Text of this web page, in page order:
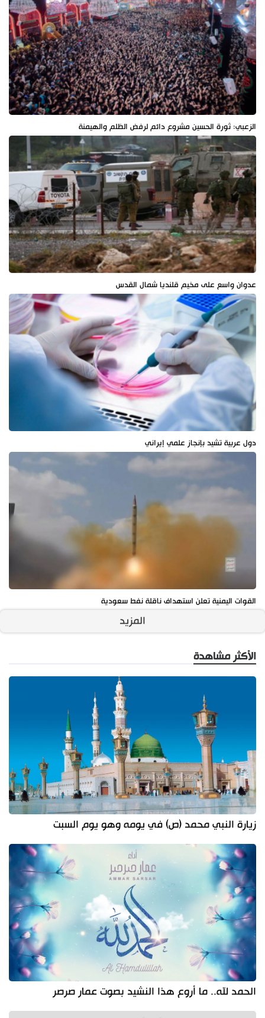
الزعبي: ثورة الحسين مشروع دائم لرفض الظلم والهيمنة
عدوان واسع على مخيم قلنديا شمال القدس
دول عربية تشيد بإنجاز علمي إيراني
القوات اليمنية تعلن استهداف ناقلة نفط سعودية
المزيد
الأكثر مشاهدة
زيارة النبي محمد (ص) في يومه وهو يوم السبت
الحمد لله.. ما أروع هذا النشيد بصوت عمار صرصر